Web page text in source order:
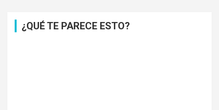
¿QUÉ TE PARECE ESTO?